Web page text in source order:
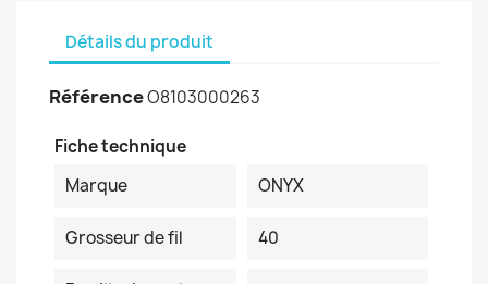
Détails du produit
RéférenceO8103000263
Fiche technique
Marque
ONYX
Grosseur de fil 40